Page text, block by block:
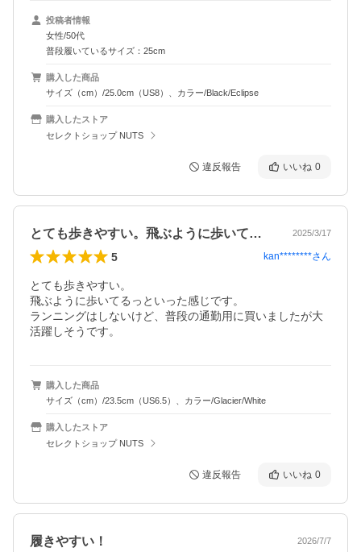
投稿者情報
女性/50代
普段履いているサイズ：25cm
購入した商品
サイズ（cm）/25.0cm（US8）、カラー/Black/Eclipse
購入したストア
セレクトショップ NUTS
違反報告 いいね 0
とても歩きやすい。飛ぶように歩いてるっ… 2025/3/17
5 kan********さん
とても歩きやすい。
飛ぶように歩いてるっといった感じです。
ランニングはしないけど、普段の通勤用に買いましたが大
活躍しそうです。
購入した商品
サイズ（cm）/23.5cm（US6.5）、カラー/Glacier/White
購入したストア
セレクトショップ NUTS
違反報告 いいね 0
履きやすい！ 2026/7/7